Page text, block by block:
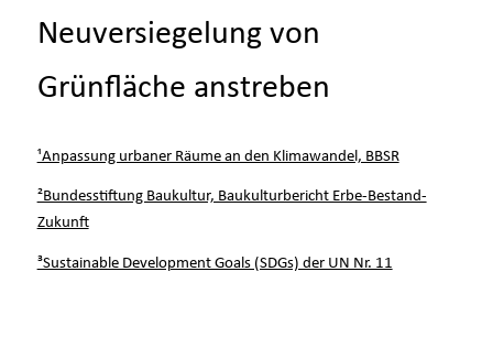
Neuversiegelung von
Grünfläche anstreben
¹Anpassung urbaner Räume an den Klimawandel, BBSR
²Bundesstiftung Baukultur, Baukulturbericht Erbe-Bestand-
Zukunft
³Sustainable Development Goals (SDGs) der UN Nr. 11